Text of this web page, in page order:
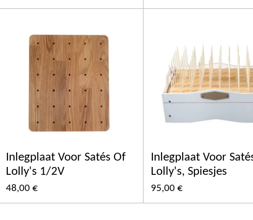
Inlegplaat Voor Satés Of
Lolly's 1/2V
48,00 €
Inlegplaat Voor
Lolly's, Spiesjes
95,00 €